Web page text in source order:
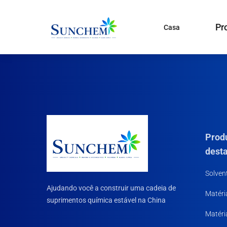
Casa
Tratamento de Água
Matérias-primas de
Químicos Domésticos
Ajudando você a construir uma cadeia de
suprimentos química estável na China